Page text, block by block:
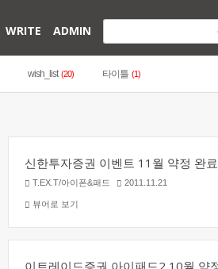
WRITE ADMIN
wish_list(20) 타이틀 (1)
신한투자증권 이벤트 11월 약정 완료
T.EX.T/아이폰&패드 2011.11.21
뷰어로 보기
이트레이드증권 아이패드2 10월 약